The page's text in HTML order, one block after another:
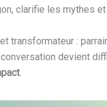
clarifie les mythes
transformateur :
devient
.